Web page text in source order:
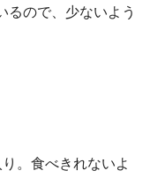
るので、少ないよう
。食べきれないよ